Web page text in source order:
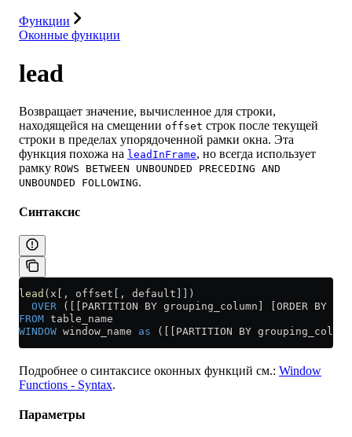
Функции
Оконные функции
lead
Возвращает значение, вычисленное для строки,
находящейся на смещении offset строк после текущей
строки в пределах упорядоченной рамки окна. Эта
функция похожа на leadInFrame, но всегда использует
рамку ROWS BETWEEN UNBOUNDED PRECEDING AND
UNBOUNDED FOLLOWING.
Синтаксис
lead (x[, offset[, default]])
  OVER
([[PARTITION BY grouping_column] [ORDER BY
FROM table_name
WINDOW window_name as ([[PARTITION BY
Подробнее о синтаксисе оконных функций см.: Window
Functions - Syntax.
Параметры